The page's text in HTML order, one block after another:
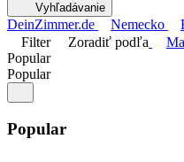
Vyhľadávanie
DeinZimmer.de Nemecko
Filter
Zoradiť podľa
Popular
Popular
Popular